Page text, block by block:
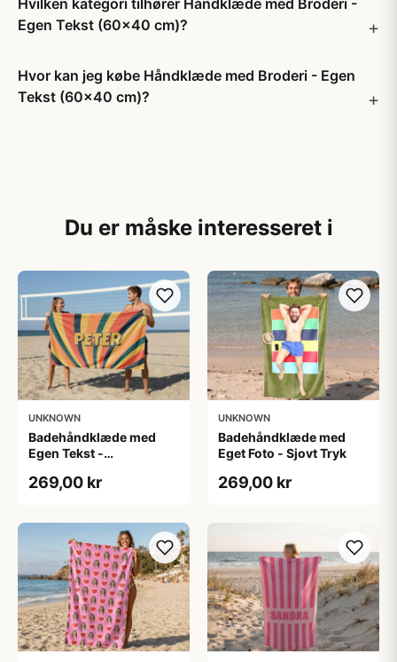
Hvilken kategori tilhører Håndklæde med Broderi -
Egen Tekst (60x40 cm)?
Hvor kan jeg købe Håndklæde med Broderi - Egen
Tekst (60x40 cm)?
Du er måske interesseret i
UNKNOWN
Badehåndklæde med
Egen Tekst -
269,00 kr
UNKNOWN
Badehåndklæde med
Eget Foto - Sjovt Tryk
269,00 kr